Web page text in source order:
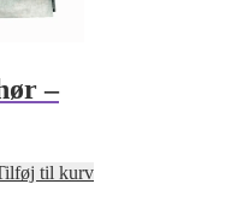
–
til kurv